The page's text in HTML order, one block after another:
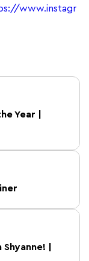
www.instagr
Year |
|